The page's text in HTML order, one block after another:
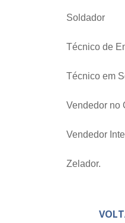
Soldador
Técnico de
Técnico em
Vendedor no
Vendedor
Zelador.